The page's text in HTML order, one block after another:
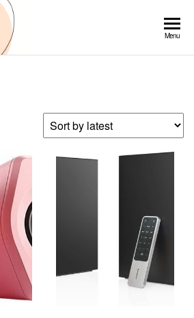
Menu